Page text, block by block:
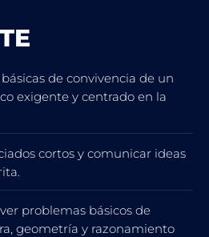
de convivencia de un
exigente y centrado en la
cortos y comunicar ideas
problemas básicos de
geometría y razonamiento